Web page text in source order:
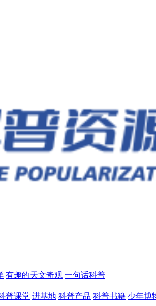
有趣的天文奇观 一句话科普
普课堂 进基地 科普产品 科普书籍 少年博